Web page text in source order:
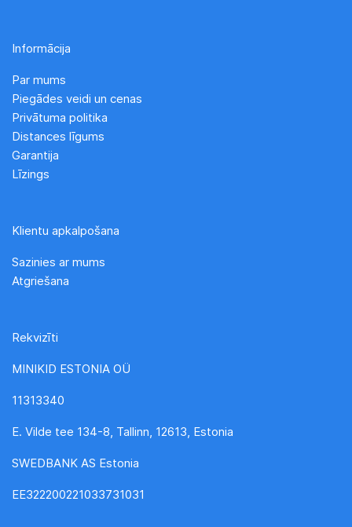
Informācija
Par mums
Piegādes veidi un cenas
Privātuma politika
Distances līgums
Garantija
Līzings
Klientu apkalpošana
Sazinies ar mums
Atgriešana
Rekvizīti
MINIKID ESTONIA OÜ
11313340
E. Vilde tee 134-8, Tallinn, 12613, Estonia
SWEDBANK AS Estonia
EE322200221033731031